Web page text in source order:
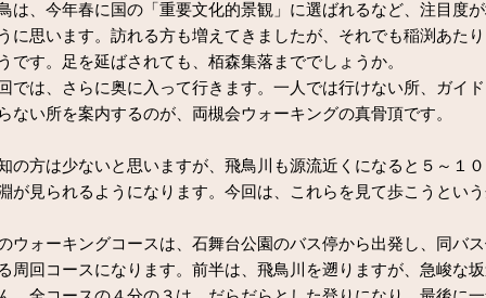
、今年春に国の「重要文化的景観」に選ばれるなど、注目度
に思います。訪れる方も増えてきましたが、それでも稲渕あた
です。足を延ばされても、栢森集落まででしょうか。
は、さらに奥に入って行きます。一人では行けない所、ガイ
ない所を案内するのが、両槻会ウォーキングの真骨頂です。
方は少ないと思いますが、飛鳥川も源流近くになると５～１
が見られるようになります。今回は、これらを見て歩こうとい
ォーキングコースは、石舞台公園のバス停から出発し、同バ
周回コースになります。前半は、飛鳥川を遡りますが、急峻な